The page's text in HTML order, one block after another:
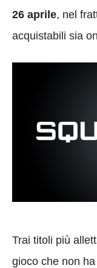
26 aprile, nel
acquistabili sia
Trai titoli più
gioco che non